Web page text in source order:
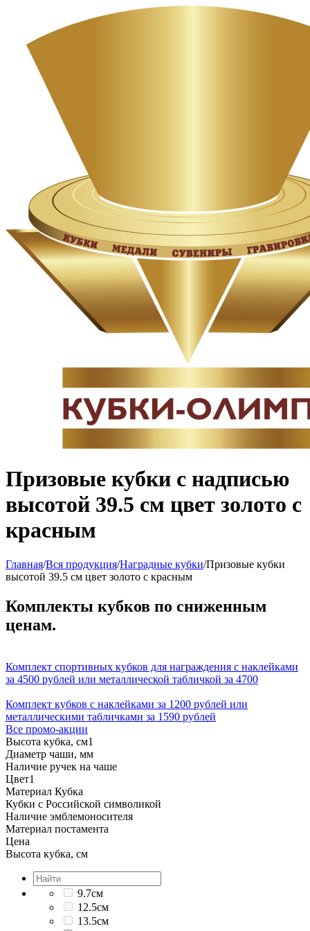
Призовые кубки с надписью
высотой 39.5 см цвет золото с
красным
Главная/Вся продукция/Наградные кубки/Призовые кубки
высотой 39.5 см цвет золото с красным
Комплекты кубков по сниженным
ценам.
Комплект спортивных кубков для награждения с наклейками
за 4500 рублей или металлической табличкой за 4700
Комплект кубков с наклейками за 1200 рублей или
металлическими табличками за 1590 рублей
Все промо-акции
Высота кубка, см1
Диаметр чаши, мм
Наличие ручек на чаше
Цвет1
Материал Кубка
Кубки с Российской символикой
Наличие эмблемоносителя
Материал постамента
Цена
Высота кубка, см
9.7см
12.5см
13.5см